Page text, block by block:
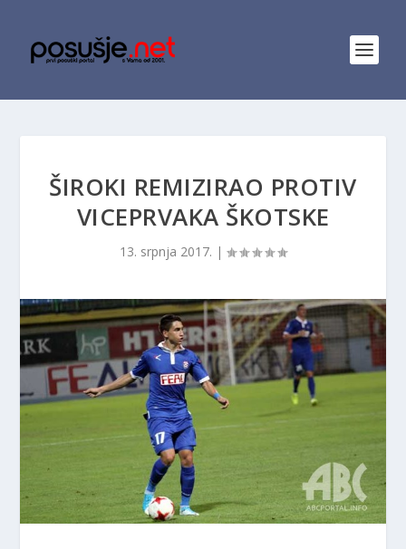
ŠIROKI REMIZIRAO PROTIV
VICEPRVAKA ŠKOTSKE
13. srpnja 2017. |